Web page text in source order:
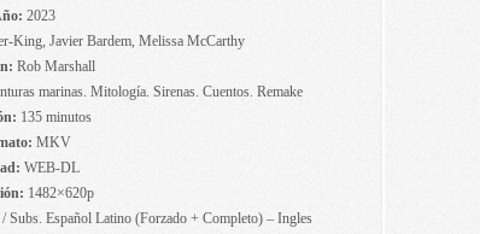
2023
King, Javier Bardem, Melissa McCarthy
Rob Marshall
marinas. Mitología. Sirenas. Cuentos. Remake
135 minutos
MKV
WEB-DL
1482×620p
Subs. Español Latino (Forzado + Completo) – Ingles